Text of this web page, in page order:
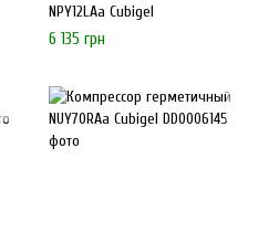
NPY12LAa Cubigel
6 135 грн